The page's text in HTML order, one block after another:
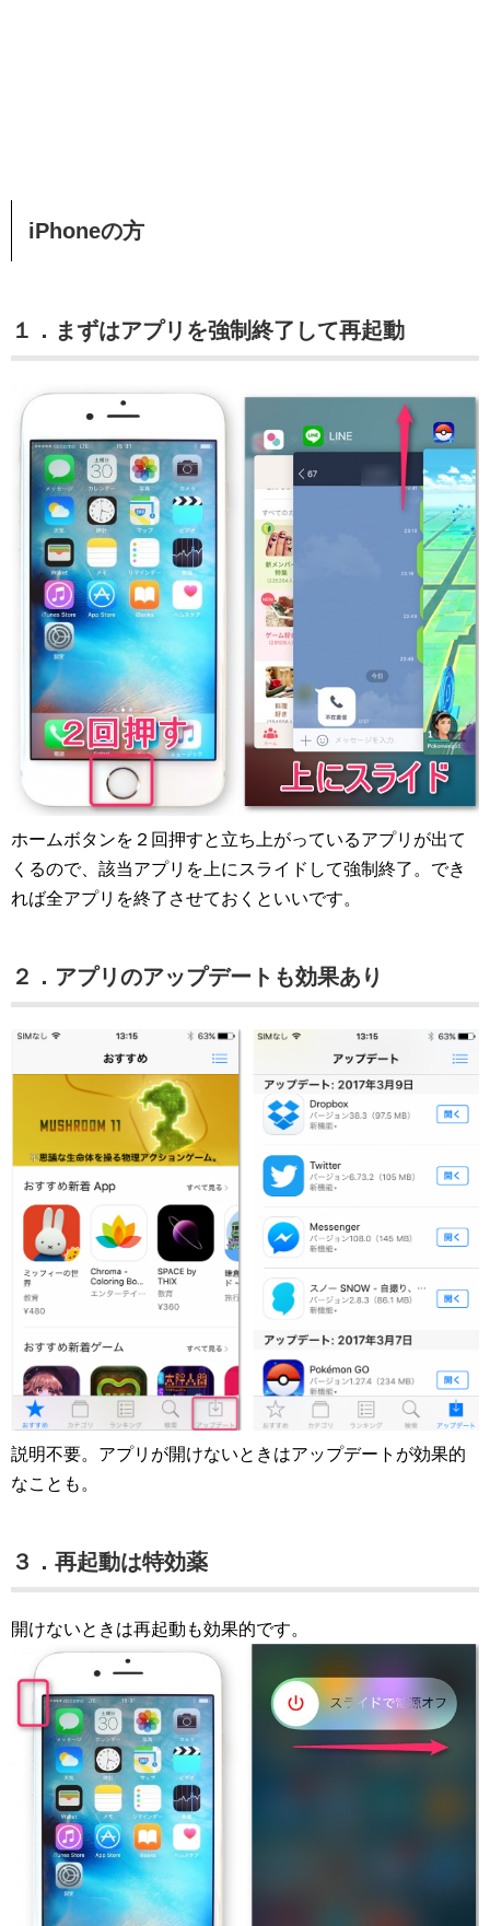
iPhoneの方
１．まずはアプリを強制終了して再起動
ホームボタンを２回押すと立ち上がっているアプリが出て
くるので、該当アプリを上にスライドして強制終了。でき
れば全アプリを終了させておくといいです。
２．アプリのアップデートも効果あり
説明不要。アプリが開けないときはアップデートが効果的
なことも。
３．再起動は特効薬
開けないときは再起動も効果的です。